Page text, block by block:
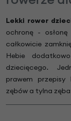
Lekki rower
ochronę -
całkowicie
Hebie
dziecięcego.
prawem przepisy
zębów a tylna